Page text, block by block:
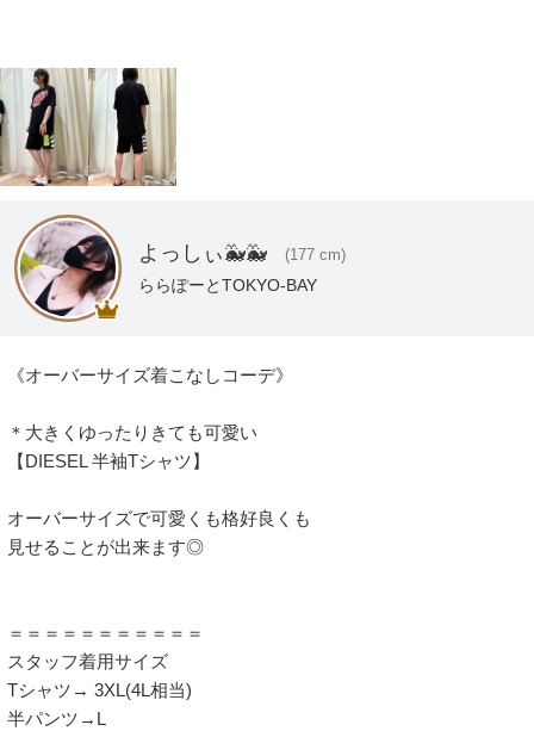
よっしぃ🐳🐳 (177 cm)
ららぽーとTOKYO-BAY
《オーバーサイズ着こなしコーデ》
＊大きくゆったりきても可愛い
【DIESEL 半袖Tシャツ】
オーバーサイズで可愛くも格好良くも
見せることが出来ます◎
＝＝＝＝＝＝＝＝＝＝＝
スタッフ着用サイズ
Tシャツ→ 3XL(4L相当)
半パンツ→L